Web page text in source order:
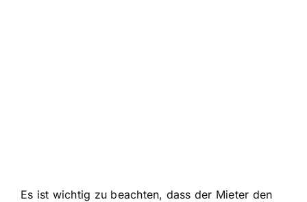
Es ist wichtig zu beachten, dass der Mieter den